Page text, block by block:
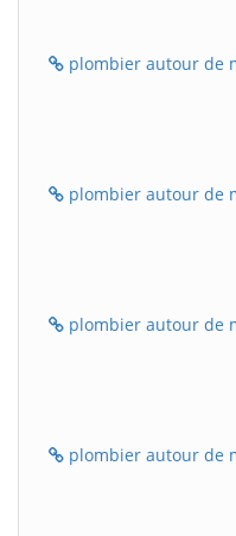
plombier autour de
plombier autour de
plombier autour de
plombier autour de